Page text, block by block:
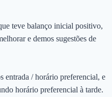
teve balanço inicial positivo,
e demos sugestões de
entrada / horário preferencial, e
horário preferencial à tarde.